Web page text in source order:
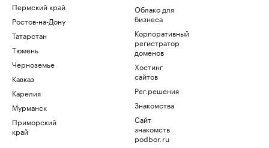
Пермский край
Ростов-на-Дону
Татарстан
Тюмень
Черноземье
Кавказ
Карелия
Мурманск
Приморский
край
Облако для
бизнеса
Корпоративный
регистратор
доменов
Хостинг
сайтов
Рег.решения
Знакомства
Сайт
знакомств
podbor.ru